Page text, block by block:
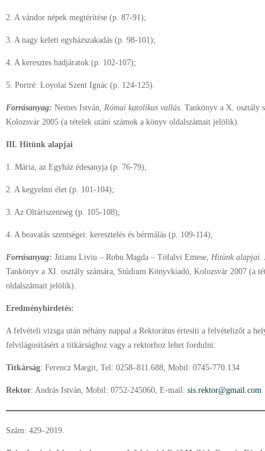
2. A vándor népek megtérítése (p. 87-91);
3. A nagy keleti egyházszakadás (p. 98-101);
4. A keresztes hadjáratok (p. 102-107);
5. Portré: Loyolai Szent Ignác (p. 124-125).
Forrásanyag: Nemes István, Római katolikus vallás. Tankönyv a X. osztály
Kolozsvár 2005 (a tételek utáni számok a könyv oldalszámait jelölik).
III. Hitünk alapjai
1. Mária, az Egyház édesanyja (p. 76-79);
2. A kegyelmi élet (p. 101-104);
3. Az Oltáriszentség (p. 105-108);
4. A beavatás szentségei: keresztelés és bérmálás (p. 109-114);
Forrásanyag: Jitianu Liviu – Robu Magda – Tófalvi Emese, Hitünk alapjai.
Tankönyv a XI. osztály számára, Stúdium Könyvkiadó, Kolozsvár 2007 (a
oldalszámait jelölik).
Eredményhirdetés:
A felvételi vizsga után néhány nappal a Rektorátus értesíti a felvételizőt a
felvilágosításért a titkársághoz vagy a rektorhoz lehet fordulni:
Titkárság: Ferencz Margit, Tel: 0258–811.688, Mobil: 0745-770.134
Rektor: András István, Mobil: 0752-245060, E-mail: sis.rektor@gmail.com
Szám: 429–2019.